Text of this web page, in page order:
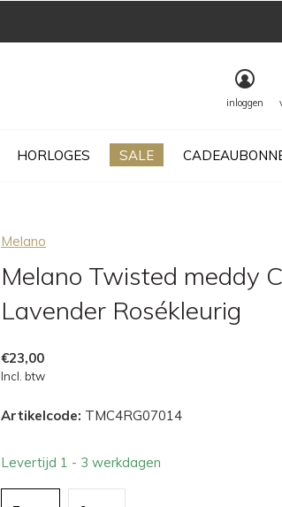
HORLOGES SALE
inloggen
Melano
Melano Twisted meddy
Lavender Rosékleurig
€23,00
Incl. btw
Artikelcode: TMC4RG07014
Levertijd 1 - 3 werkdagen